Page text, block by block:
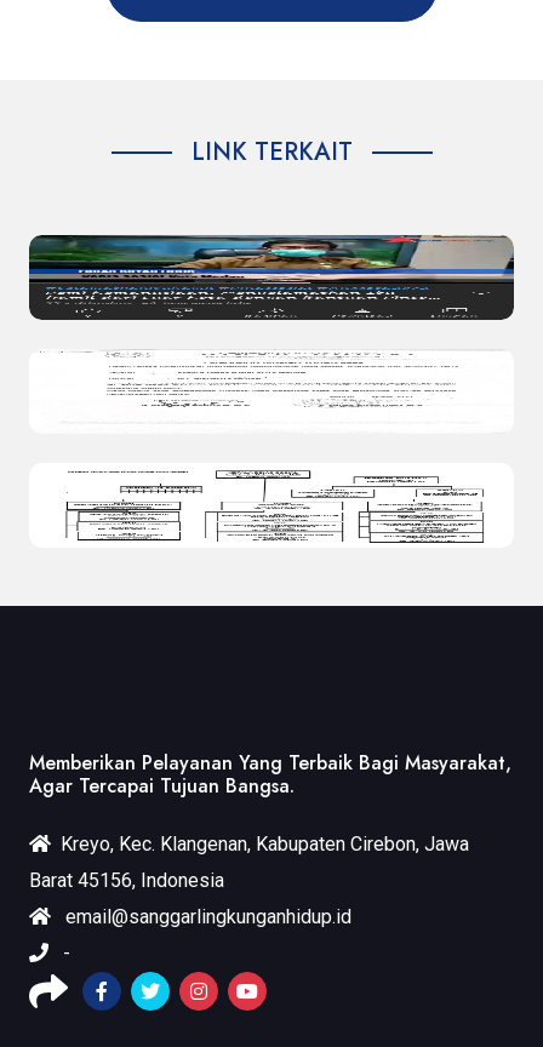
LINK TERKAIT
Memberikan Pelayanan Yang Terbaik Bagi Masyarakat,
Agar Tercapai Tujuan Bangsa.
Kreyo, Kec. Klangenan, Kabupaten Cirebon, Jawa
Barat 45156, Indonesia
email@sanggarlingkunganhidup.id
-